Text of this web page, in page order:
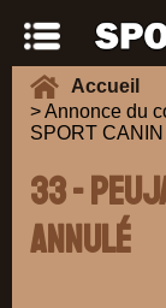
Accueil
> Annonce du
SPORT
33 -
Annulé